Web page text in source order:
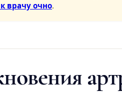
врачу очно.